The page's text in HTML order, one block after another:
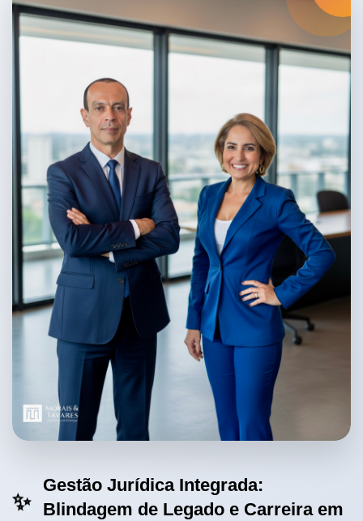
✨
Gestão Jurídica Integrada:
Blindagem de Legado e Carreira em